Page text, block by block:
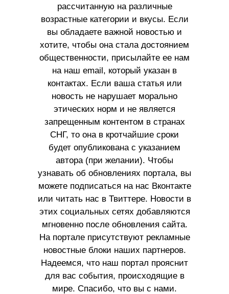
рассчитанную на различные
возрастные категории и вкусы. Если
вы обладаете важной новостью и
хотите, чтобы она стала достоянием
общественности, присылайте ее нам
на наш email, который указан в
контактах. Если ваша статья или
новость не нарушает морально
этических норм и не является
запрещенным контентом в странах
СНГ, то она в кротчайшие сроки
будет опубликована с указанием
автора (при желании). Чтобы
узнавать об обновлениях портала, вы
можете подписаться на нас Вконтакте
или читать нас в Твиттере. Новости в
этих социальных сетях добавляются
мгновенно после обновления сайта.
На портале присутствуют рекламные
новостные блоки наших партнеров.
Надеемся, что наш портал прояснит
для вас события, происходящие в
мире. Спасибо, что вы с нами.